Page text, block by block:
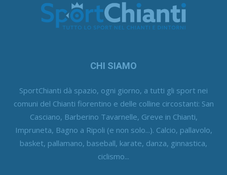
CHI SIAMO
SportChianti dà spazio, ogni giorno, a tutti gli sport nei
comuni del Chianti fiorentino e delle colline circostanti: San
Casciano, Barberino Tavarnelle, Greve in Chianti,
Impruneta, Bagno a Ripoli (e non solo...). Calcio, pallavolo,
basket, pallamano, baseball, karate, danza, ginnastica,
ciclismo...